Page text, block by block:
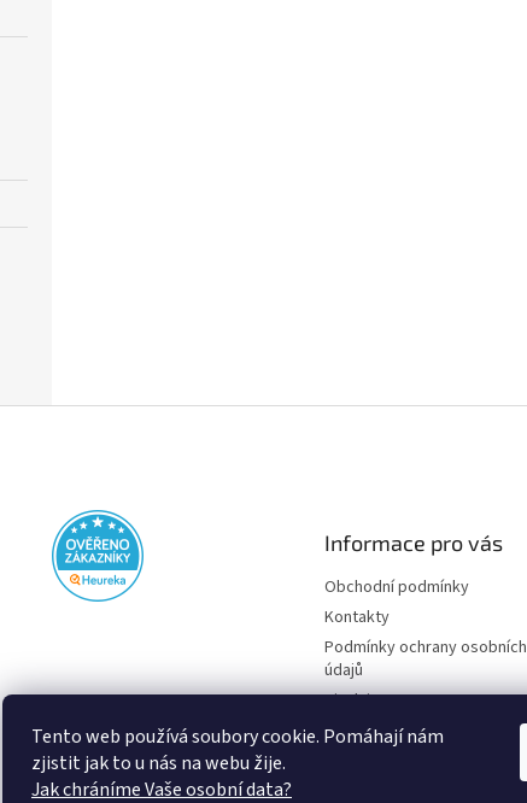
Tento web používá soubory cookie. Pomáhají nám
zjistit jak to u nás na webu žije.
Jak chráníme Vaše osobní data?
Informace pro vás
Obchodní podmínky
Kontakty
Podmínky ochrany osobních
údajů
Disclaimer